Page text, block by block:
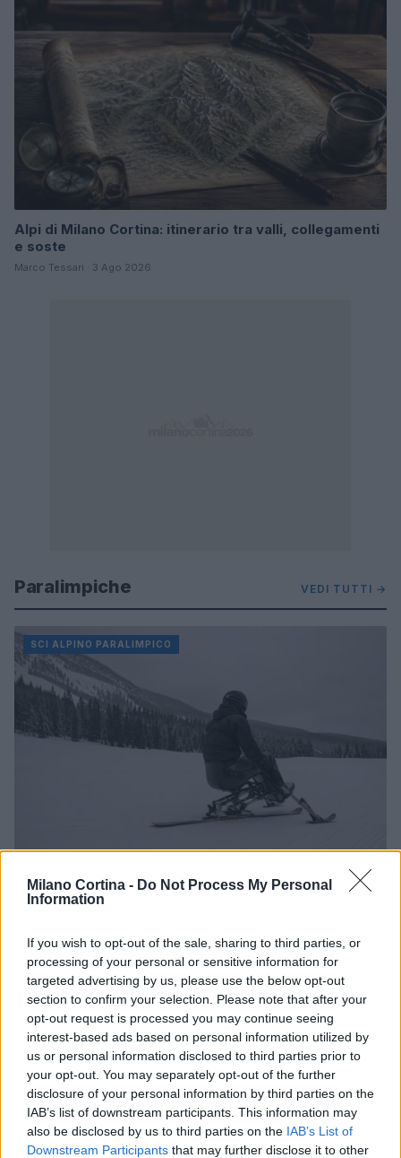
Milano Cortina - Do Not Process My Personal
Information
If you wish to opt-out of the sale, sharing to third parties, or
processing of your personal or sensitive information for
targeted advertising by us, please use the below opt-out
section to confirm your selection. Please note that after your
opt-out request is processed you may continue seeing
interest-based ads based on personal information utilized by
us or personal information disclosed to third parties prior to
your opt-out. You may separately opt-out of the further
disclosure of your personal information by third parties on the
IAB’s list of downstream participants. This information may
also be disclosed by us to third parties on the IAB’s List of
Downstream Participants that may further disclose it to other
Alpi di Milano Cortina: itinerario tra valli, collegamenti
e soste
Marco Tessari · 3 Ago 2026
Paralimpiche VEDI TUTTI →
SCI ALPINO PARALIMPICO
Sci alpino paralimpico: come funzionano
Classi sportive, guide, sit-ski: una panoramica chiara e pratica
sullo sci alpino paralimpico, con consigli di sicurezza e risorse
per iniziare in…
Marco Tessari · 9 Ago 2026
DISCIPLINE PARALIMPICHE